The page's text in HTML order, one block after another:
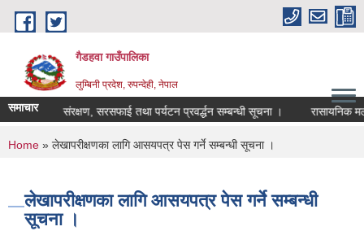
Skip to main content
गैडहवा गाउँपालिका
लुम्बिनी प्रदेश, रुपन्देही, नेपाल
समाचारताल संरक्षण, सरसफाई तथा पर्यटन प्रवर्द्धन सम्बन्धी सूचना । रासायनिक
You are here
Home » लेखापरीक्षणका लागि आसयपत्र पेस गर्ने सम्बन्धी सूचना ।
लेखापरीक्षणका लागि आसयपत्र पेस गर्ने सम्बन्धी
सूचना ।